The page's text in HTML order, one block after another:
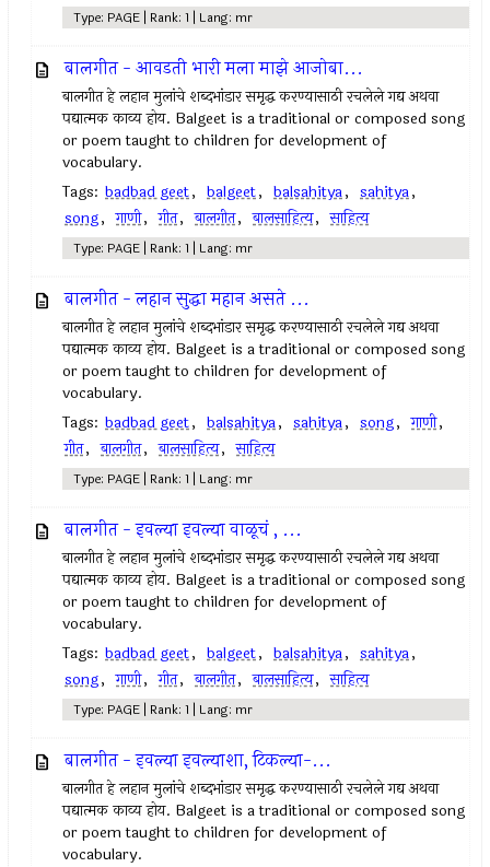
Type: PAGE | Rank: 1 | Lang: mr
बालगीत - आवडती भारी मला माझे आजोबा...
बालगीत हे लहान मुलांचे शब्दभांडार समृद्ध करण्यासाठी रचलेले गद्य अथवा
पद्यात्मक काव्य होय. Balgeet is a traditional or composed song
or poem taught to children for development of
vocabulary.
Tags: badbad geet, balgeet, balsahitya, sahitya,
song, गाणी, गीत, बालगीत, बालसाहित्य, साहित्य
Type: PAGE | Rank: 1 | Lang: mr
बालगीत - लहान सुद्धा महान असते ...
बालगीत हे लहान मुलांचे शब्दभांडार समृद्ध करण्यासाठी रचलेले गद्य अथवा
पद्यात्मक काव्य होय. Balgeet is a traditional or composed song
or poem taught to children for development of
vocabulary.
Tags: badbad geet, balsahitya, sahitya, song, गाणी,
गीत, बालगीत, बालसाहित्य, साहित्य
Type: PAGE | Rank: 1 | Lang: mr
बालगीत - इवल्या इवल्या वाळूचं , ...
बालगीत हे लहान मुलांचे शब्दभांडार समृद्ध करण्यासाठी रचलेले गद्य अथवा
पद्यात्मक काव्य होय. Balgeet is a traditional or composed song
or poem taught to children for development of
vocabulary.
Tags: badbad geet, balgeet, balsahitya, sahitya,
song, गाणी, गीत, बालगीत, बालसाहित्य, साहित्य
Type: PAGE | Rank: 1 | Lang: mr
बालगीत - इवल्या इवल्याशा, टिकल्या-...
बालगीत हे लहान मुलांचे शब्दभांडार समृद्ध करण्यासाठी रचलेले गद्य अथवा
पद्यात्मक काव्य होय. Balgeet is a traditional or composed song
or poem taught to children for development of
vocabulary.